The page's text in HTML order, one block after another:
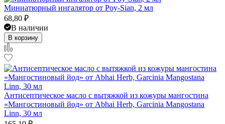
Миниатюрный ингалятор от Poy-Sian, 2 мл
68,80 ₽
В наличии
В корзину
Антисептическое масло с вытяжкой из кожуры мангостина
«Мангостиновый йод» от Abhai Herb, Garcinia Mangostana
Linn, 30 мл